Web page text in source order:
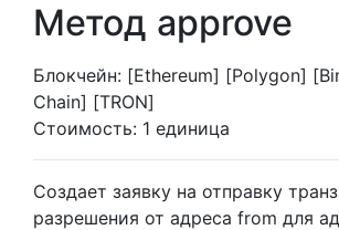
Метод approve
Блокчейн: [Ethereum] [Polygon]
Chain] [TRON]
Стоимость: 1 единица
Создает заявку на отправку
разрешения от адреса from для